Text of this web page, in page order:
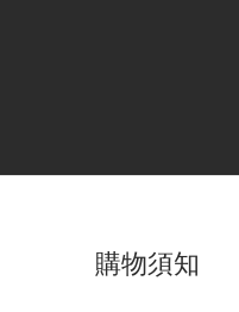
購物須知